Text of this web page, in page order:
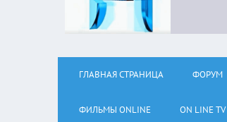
ГЛАВНАЯ СТРАНИЦА ФОРУМ
ФИЛЬМЫ ОNLINE ON LINE TV